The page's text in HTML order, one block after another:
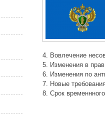
4. Вовлечение
5. Изменения в
6. Изменения по
7. Новые
8. Срок